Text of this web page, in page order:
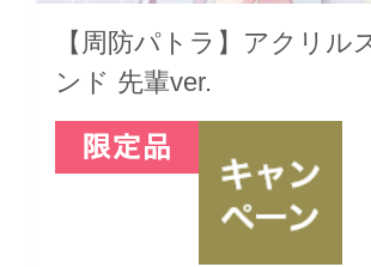
【周防パトラ】アクリル
ンド 先輩ver.